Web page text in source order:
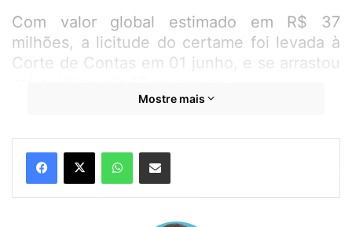
Com valor global estimado em R$ 37
milhões, a licitude do certame foi levada à
Corte de Contas em 01 junho, e se arrastou
Permanente de Licitação e pregoeiro Diego
Maia Mendonça, o Aviso de Suspensão de
Licitação publicado na última segunda-feira
Mostre mais